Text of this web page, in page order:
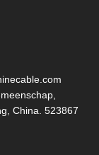
China. 523867